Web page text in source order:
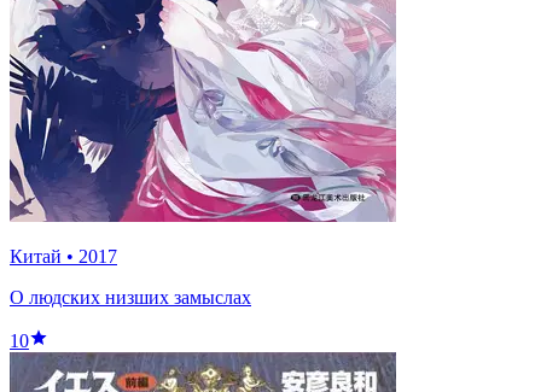
Китай • 2017
О людских низших замыслах
10